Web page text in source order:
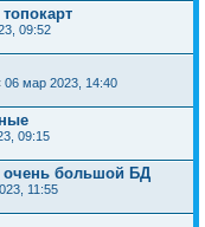
09:52
06 мар 2023, 14:40
09:15
очень большой БД
11:55